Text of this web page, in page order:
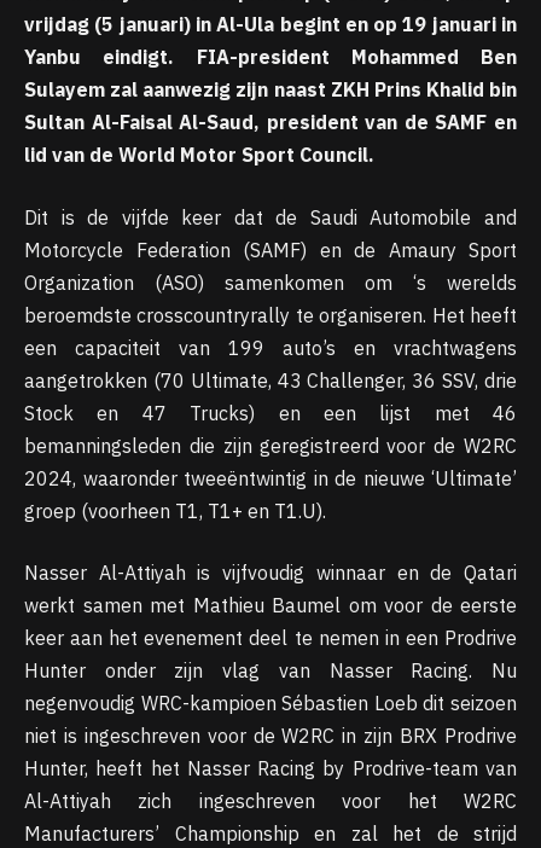
vrijdag (5 januari) in Al-Ula begint en op 19 januari in
Yanbu eindigt. FIA-president Mohammed Ben
Sulayem zal aanwezig zijn naast ZKH Prins Khalid bin
Sultan Al-Faisal Al-Saud, president van de SAMF en
lid van de World Motor Sport Council.
Dit is de vijfde keer dat de Saudi Automobile and
Motorcycle Federation (SAMF) en de Amaury Sport
Organization (ASO) samenkomen om ‘s werelds
beroemdste crosscountryrally te organiseren. Het heeft
een capaciteit van 199 auto’s en vrachtwagens
aangetrokken (70 Ultimate, 43 Challenger, 36 SSV, drie
Stock en 47 Trucks) en een lijst met 46
bemanningsleden die zijn geregistreerd voor de W2RC
2024, waaronder tweeëntwintig in de nieuwe ‘Ultimate’
groep (voorheen T1, T1+ en T1.U).
Nasser Al-Attiyah is vijfvoudig winnaar en de Qatari
werkt samen met Mathieu Baumel om voor de eerste
keer aan het evenement deel te nemen in een Prodrive
Hunter onder zijn vlag van Nasser Racing. Nu
negenvoudig WRC-kampioen Sébastien Loeb dit seizoen
niet is ingeschreven voor de W2RC in zijn BRX Prodrive
Hunter, heeft het Nasser Racing by Prodrive-team van
Al-Attiyah zich ingeschreven voor het W2RC
Manufacturers’ Championship en zal het de strijd